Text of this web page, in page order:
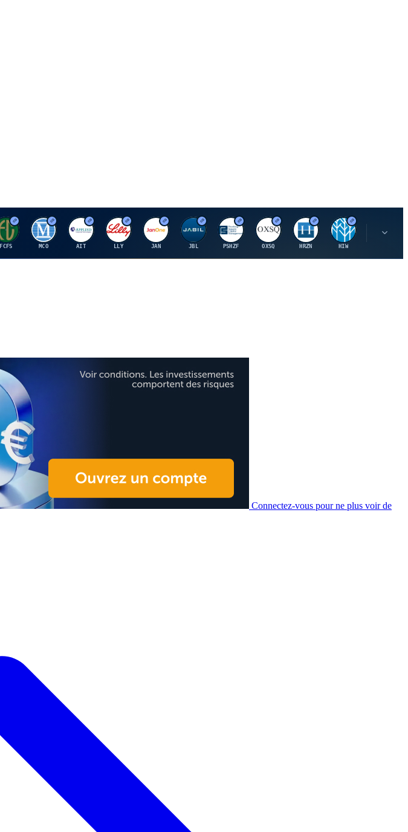
F
FCFS
M
MCO
A
AIT
E
LLY
J
JAN
J
JBL
P
PSHZF
O
OXSQ
H
HRZN
H
HIW
U
Connectez-vous pour ne plus voir de